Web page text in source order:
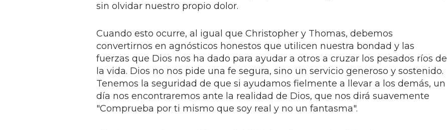
sin olvidar nuestro propio dolor.
Cuando esto ocurre, al igual que Christopher y Thomas, debemos
convertirnos en agnósticos honestos que utilicen nuestra bondad y las
fuerzas que Dios nos ha dado para ayudar a otros a cruzar los pesados ríos de
la vida. Dios no nos pide una fe segura, sino un servicio generoso y sostenido.
Tenemos la seguridad de que si ayudamos fielmente a llevar a los demás, un
día nos encontraremos ante la realidad de Dios, que nos dirá suavemente
"Comprueba por ti mismo que soy real y no un fantasma".